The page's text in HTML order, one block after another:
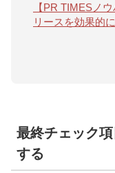
【PR TIMESノ
リースを効果的
最終チェック
する